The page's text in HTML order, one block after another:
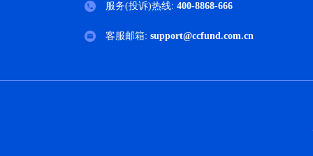
服务(投诉)热线: 400-8868-666
客服邮箱: support@ccfund.com.cn